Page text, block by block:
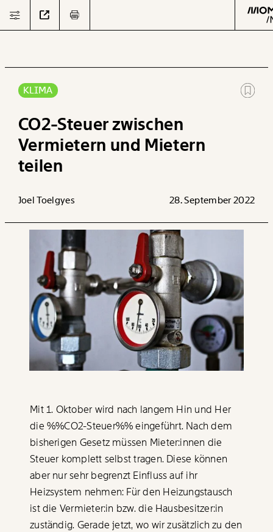
Arbeit
Verteilung
Klima
Datensätze
Paper der Woche
Projekte
Kürzungslandkarte
Erbschaftssteuer-Rechner
Koalitions-Kompass
Care-Rechner
Befristungs-Monitor
Pflegerechner
Parlagram
Über uns
Team
Jahresberichte
Pressebereich
Jobs & Fellowships
Textsecond
KLIMA
CO2-Steuer zwischen
Vermietern und Mietern
teilen
Joel Toelgyes 28. September 2022
Mit 1. Oktober wird nach langem Hin und Her
die%%CO2-Steuer%%eingeführt. Nach dem
bisherigen Gesetz müssen Mieter:innen die
Steuer komplett selbst tragen. Diese können
aber nur sehr begrenzt Einfluss auf ihr
Heizsystem nehmen: Für den Heizungstausch
ist die Vermieter:in bzw. die Hausbesitzer:in
zuständig. Gerade jetzt, wo wir zusätzlich zu den